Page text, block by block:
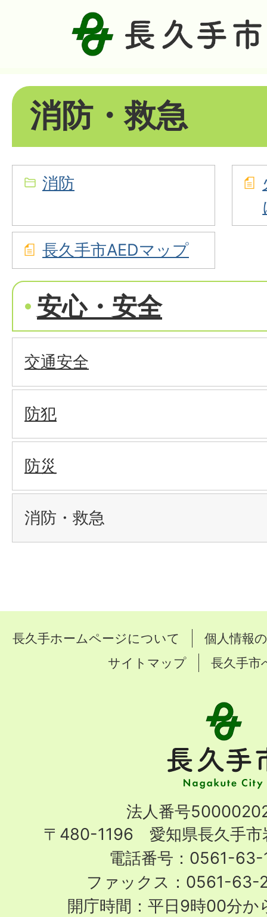
消防・救急
消防
長久手市AEDマップ
安心・安全
交通安全
防犯
防災
消防・救急
長久手ホームページについて
個人情報
サイトマップ
長久手市
手
市
City
法人番号
〒480-1196 愛知県長久手市
電話番号：0561-63-
ファックス：0561-63-
開庁時間：平日9時00分